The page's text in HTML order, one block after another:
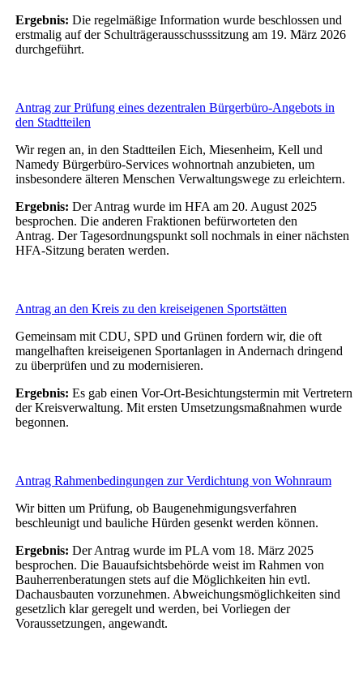
Ergebnis: Die regelmäßige Information wurde beschlossen und
erstmalig auf der Schulträgerausschusssitzung am 19. März 2026
durchgeführt.
Antrag zur Prüfung eines dezentralen Bürgerbüro-Angebots in
den Stadtteilen
Wir regen an, in den Stadtteilen Eich, Miesenheim, Kell und
Namedy Bürgerbüro-Services wohnortnah anzubieten, um
insbesondere älteren Menschen Verwaltungswege zu erleichtern.
Ergebnis: Der Antrag wurde im HFA am 20. August 2025
besprochen. Die anderen Fraktionen befürworteten den
Antrag. Der Tagesordnungspunkt soll nochmals in einer nächsten
HFA-Sitzung beraten werden.
Antrag an den Kreis zu den kreiseigenen Sportstätten
Gemeinsam mit CDU, SPD und Grünen fordern wir, die oft
mangelhaften kreiseigenen Sportanlagen in Andernach dringend
zu überprüfen und zu modernisieren.
Ergebnis: Es gab einen Vor-Ort-Besichtungstermin mit Vertretern
der Kreisverwaltung. Mit ersten Umsetzungsmaßnahmen wurde
begonnen.
Antrag Rahmenbedingungen zur Verdichtung von Wohnraum
Wir bitten um Prüfung, ob Baugenehmigungsverfahren
beschleunigt und bauliche Hürden gesenkt werden können.
Ergebnis: Der Antrag wurde im PLA vom 18. März 2025
besprochen. Die Bauaufsichtsbehörde weist im Rahmen von
Bauherrenberatungen stets auf die Möglichkeiten hin evtl.
Dachausbauten vorzunehmen. Abweichungsmöglichkeiten sind
gesetzlich klar geregelt und werden, bei Vorliegen der
Voraussetzungen, angewandt.